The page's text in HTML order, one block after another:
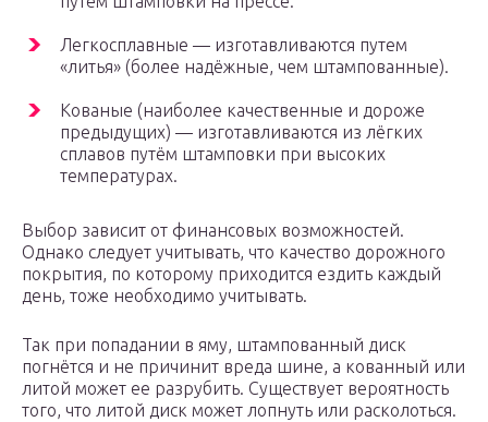
Легкосплавные — изготавливаются путем
«литья» (более надёжные, чем штампованные).
Кованые (наиболее качественные и дороже
предыдущих) — изготавливаются из лёгких
сплавов путём штамповки при высоких
температурах.
Выбор зависит от финансовых возможностей.
Однако следует учитывать, что качество дорожного
покрытия, по которому приходится ездить каждый
день, тоже необходимо учитывать.
Так при попадании в яму, штампованный диск
погнётся и не причинит вреда шине, а кованный или
литой может ее разрубить. Существует вероятность
того, что литой диск может лопнуть или расколоться.